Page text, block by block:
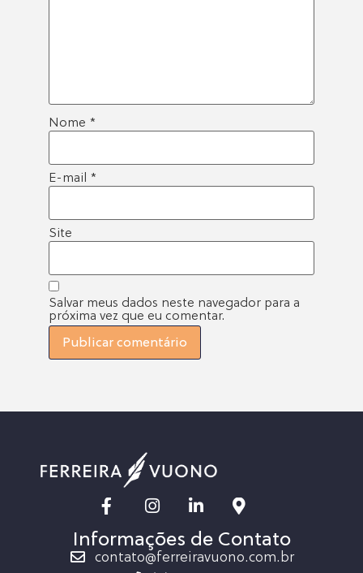
Nome *
E-mail *
Site
Salvar meus dados neste navegador para a
próxima vez que eu comentar.
Informações de Contato
contato@ferreiravuono.com.br